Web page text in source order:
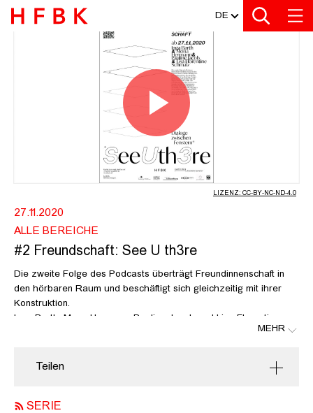
Zur Metanavigation
Zur Hauptnavigation
Zur Suche
Zum Inhalt
Zum Seitenfuss DE
#2 FREUNDSCHAFT: SEE U TH3RE
Video
LIZENZ: CC-BY-NC-ND-4.0
27.11.2020
ALLE BEREICHE
#2 Freundschaft: See U th3re
Die zweite Folge des Podcasts überträgt Freundinnenschaft in
den hörbaren Raum und beschäftigt sich gleichzeitig mit ihrer
Konstruktion.
Inga Barth, Mona Hermann, Pauline Jacob und Lisa Florentine
Schmalz singen und sprechen über das Gemeinsam sein, über
und Verhältnissen zueinander. Sie stellen Überlegungen an zu
möglichen Ausgangspunkten von Verbundenheit, zu ikonischen
MEHR
Teilen
SERIE